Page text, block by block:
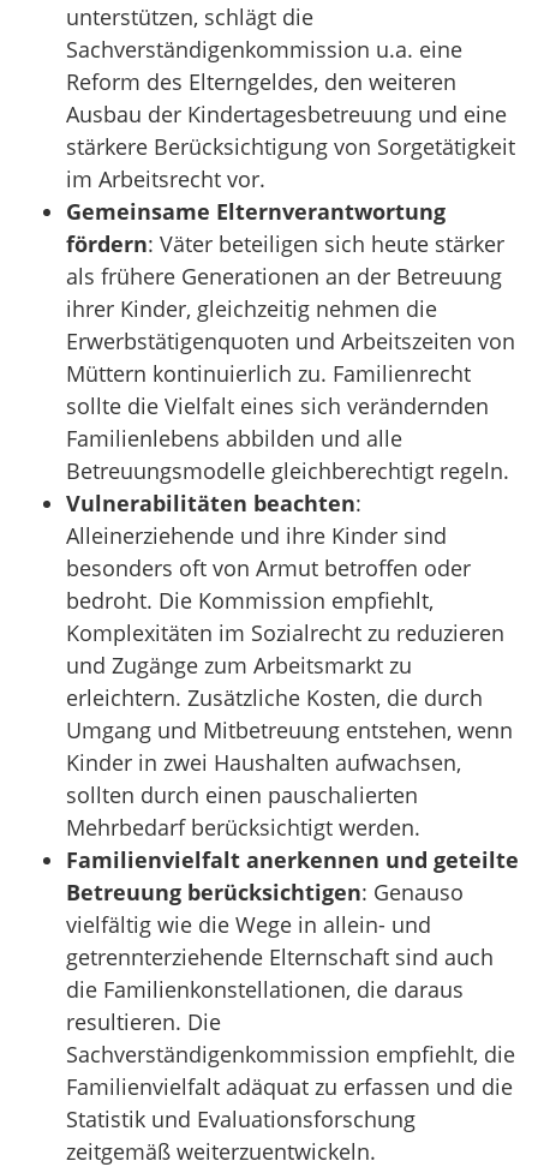
unterstützen, schlägt die
Sachverständigenkommission u.a. eine
Reform des Elterngeldes, den weiteren
Ausbau der Kindertagesbetreuung und eine
stärkere Berücksichtigung von Sorgetätigkeit
im Arbeitsrecht vor.
Gemeinsame Elternverantwortung
fördern: Väter beteiligen sich heute stärker
als frühere Generationen an der Betreuung
ihrer Kinder, gleichzeitig nehmen die
Erwerbstätigenquoten und Arbeitszeiten von
Müttern kontinuierlich zu. Familienrecht
sollte die Vielfalt eines sich verändernden
Familienlebens abbilden und alle
Betreuungsmodelle gleichberechtigt regeln.
Vulnerabilitäten beachten:
Alleinerziehende und ihre Kinder sind
besonders oft von Armut betroffen oder
bedroht. Die Kommission empfiehlt,
Komplexitäten im Sozialrecht zu reduzieren
und Zugänge zum Arbeitsmarkt zu
erleichtern. Zusätzliche Kosten, die durch
Umgang und Mitbetreuung entstehen, wenn
Kinder in zwei Haushalten aufwachsen,
sollten durch einen pauschalierten
Mehrbedarf berücksichtigt werden.
Familienvielfalt anerkennen und geteilte
Betreuung berücksichtigen: Genauso
vielfältig wie die Wege in allein- und
getrennterziehende Elternschaft sind auch
die Familienkonstellationen, die daraus
resultieren. Die
Sachverständigenkommission empfiehlt, die
Familienvielfalt adäquat zu erfassen und die
Statistik und Evaluationsforschung
zeitgemäß weiterzuentwickeln.